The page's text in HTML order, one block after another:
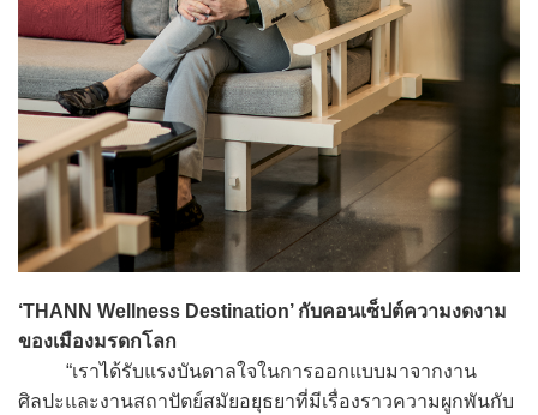
‘THANN Wellness Destination’ กับคอนเซ็ปต์ความงดงาม
ของเมืองมรดกโลก
“เราได้รับแรงบันดาลใจในการออกแบบมาจากงาน
ศิลปะและงานสถาปัตย์สมัยอยุธยาที่มีเรื่องราวความผูกพันกับ